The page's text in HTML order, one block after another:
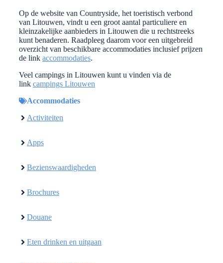
Op de website van Countryside, het toeristisch verbond
van Litouwen, vindt u een groot aantal particuliere en
kleinzakelijke aanbieders in Litouwen die u rechtstreeks
kunt benaderen. Raadpleeg daarom voor een uitgebreid
overzicht van beschikbare accommodaties inclusief prijzen
de link accommodaties.
Veel campings in Litouwen kunt u vinden via de
link campings Litouwen
Accommodaties
Activiteiten
Apps
Bezienswaardigheden
Brochures
Douane
Eten drinken en uitgaan